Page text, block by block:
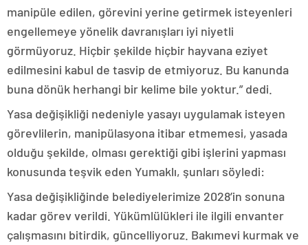
manipüle edilen, görevini yerine getirmek isteyenleri
engellemeye yönelik davranışları iyi niyetli
görmüyoruz. Hiçbir şekilde hiçbir hayvana eziyet
edilmesini kabul de tasvip de etmiyoruz. Bu kanunda
buna dönük herhangi bir kelime bile yoktur.” dedi.
Yasa değişikliği nedeniyle yasayı uygulamak isteyen
görevlilerin, manipülasyona itibar etmemesi, yasada
olduğu şekilde, olması gerektiği gibi işlerini yapması
konusunda teşvik eden Yumaklı, şunları söyledi:
Yasa değişikliğinde belediyelerimize 2028’in sonuna
kadar görev verildi. Yükümlülükleri ile ilgili envanter
çalışmasını bitirdik, güncelliyoruz. Bakımevi kurmak ve